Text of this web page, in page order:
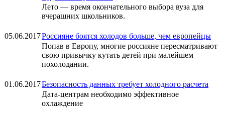
Лето — время окончательного выбора вуза для
вчерашних школьников.
05.06.2017Россияне боятся холодов больше, чем европейцы
Попав в Европу, многие россияне пересматривают
свою привычку кутать детей при малейшем
похолодании.
01.06.2017Безопасность данных требует холодного расчета
Дата-центрам необходимо эффективное
охлаждение